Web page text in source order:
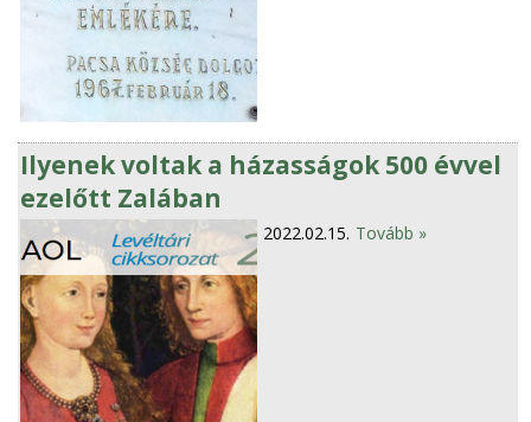
Ilyenek voltak a házasságok 500 évvel
ezelőtt Zalában
2022.02.15. Tovább »